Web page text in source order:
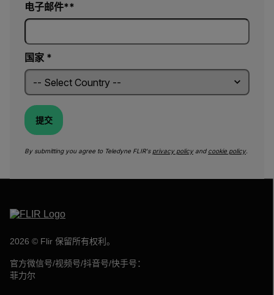
电子邮件*
国家 *
提交
By submitting you agree to Teledyne FLIR's privacy policyand cookie policy.
2026 © Flir 保留所有权利。
官方微信号/视频号/抖音号/快手号：
菲力尔